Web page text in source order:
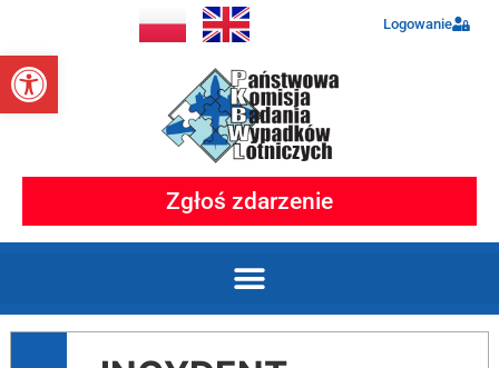
Otwórz pasek narzędzi
Logowanie
Zgłoś zdarzenie